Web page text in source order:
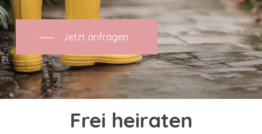
Jetzt anfragen
Frei heiraten